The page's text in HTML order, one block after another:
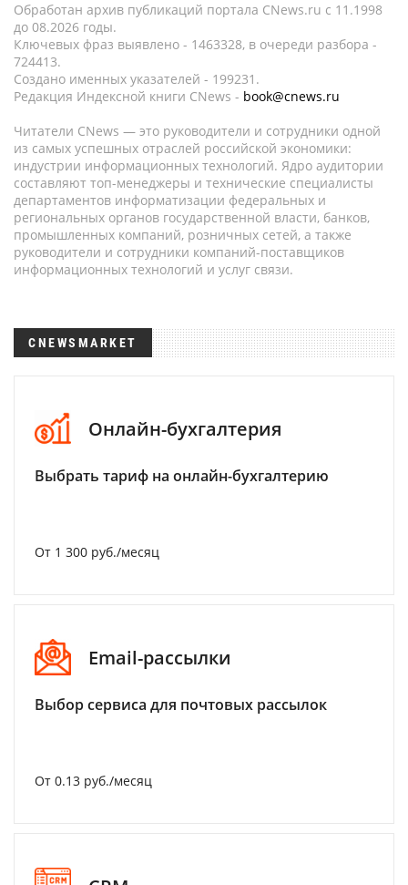
Обработан архив публикаций портала CNews.ru c 11.1998
до 08.2026 годы.
Ключевых фраз выявлено - 1463328, в очереди разбора -
724413.
Создано именных указателей - 199231.
Редакция Индексной книги CNews - book@cnews.ru
Читатели CNews — это руководители и сотрудники одной
из самых успешных отраслей российской экономики:
индустрии информационных технологий. Ядро аудитории
составляют топ-менеджеры и технические специалисты
департаментов информатизации федеральных и
региональных органов государственной власти, банков,
промышленных компаний, розничных сетей, а также
руководители и сотрудники компаний-поставщиков
информационных технологий и услуг связи.
CNEWSMARKET
Онлайн-бухгалтерия
Выбрать тариф на онлайн-бухгалтерию
От 1 300 руб./месяц
Email-рассылки
Выбор сервиса для почтовых рассылок
От 0.13 руб./месяц